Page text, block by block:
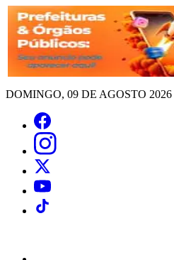
DOMINGO, 09 DE AGOSTO 2026